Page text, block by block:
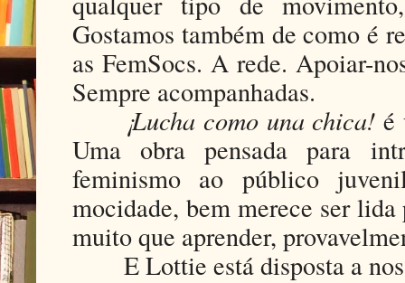
Gostamos também de como é
as FemSocs. A rede. Apoiar-
Sempre acompanhadas.
¡Lucha como una chica! é
Uma obra pensada para
feminismo ao público
mocidade, bem merece ser
muito que aprender,
E Lottie está disposta a